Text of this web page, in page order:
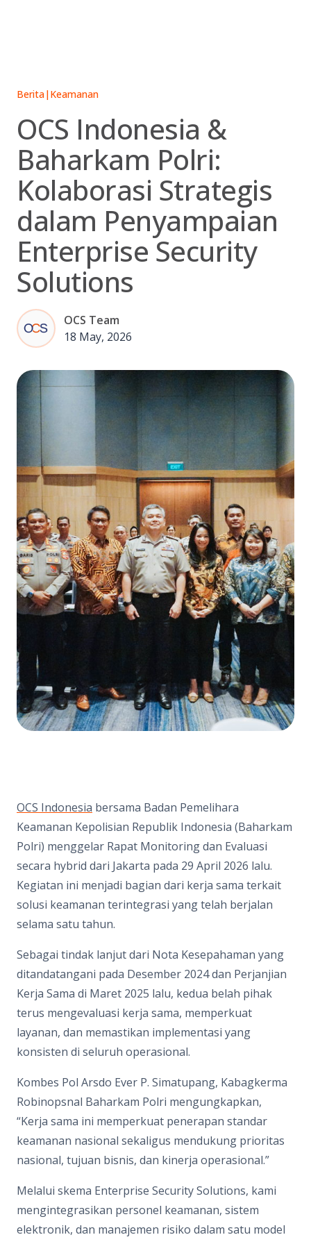
Berita|Keamanan
OCS Indonesia &
Baharkam Polri:
Kolaborasi Strategis
dalam Penyampaian
Enterprise Security
Solutions
OCS Team
18 May, 2026
OCS Indonesia bersama Badan Pemelihara
Keamanan Kepolisian Republik Indonesia (Baharkam
Polri) menggelar Rapat Monitoring dan Evaluasi
secara hybrid dari Jakarta pada 29 April 2026 lalu.
Kegiatan ini menjadi bagian dari kerja sama terkait
solusi keamanan terintegrasi yang telah berjalan
selama satu tahun.
Sebagai tindak lanjut dari Nota Kesepahaman yang
ditandatangani pada Desember 2024 dan Perjanjian
Kerja Sama di Maret 2025 lalu, kedua belah pihak
terus mengevaluasi kerja sama, memperkuat
layanan, dan memastikan implementasi yang
konsisten di seluruh operasional.
Kombes Pol Arsdo Ever P. Simatupang, Kabagkerma
Robinopsnal Baharkam Polri mengungkapkan,
“Kerja sama ini memperkuat penerapan standar
keamanan nasional sekaligus mendukung prioritas
nasional, tujuan bisnis, dan kinerja operasional.”
Melalui skema Enterprise Security Solutions, kami
mengintegrasikan personel keamanan, sistem
elektronik, dan manajemen risiko dalam satu model